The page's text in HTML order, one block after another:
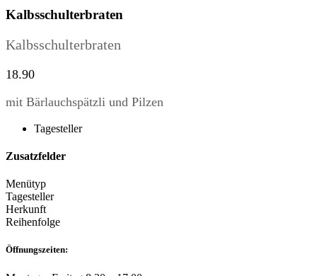
Kalbsschulterbraten
Kalbsschulterbraten
18.90
mit Bärlauchspätzli und Pilzen
Tagesteller
Zusatzfelder
Menütyp
Tagesteller
Herkunft
Reihenfolge
Öffnungszeiten: